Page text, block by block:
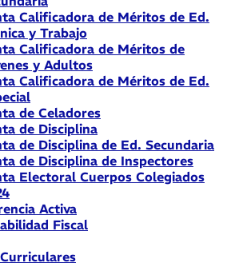
Calificadora de Méritos de Ed.
y Trabajo
Calificadora de Méritos de
y Adultos
Calificadora de Méritos de Ed.
de Celadores
de Disciplina
de Disciplina de Ed. Secundaria
de Disciplina de Inspectores
Electoral Cuerpos Colegiados
Activa
Fiscal